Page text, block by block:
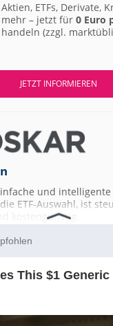
Aktien, ETFs, Derivate,
mehr – jetzt für 0 Euro
handeln (zzgl.
JETZT INFORMIEREN
und intelligente
ETF-Auswahl, ist
kostengünstig.
JETZT MEHR ERFAHREN
This $1